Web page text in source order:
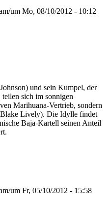
um Mo, 08/10/2012 - 10:12
und sein Kumpel, der
sich im sonnigen
Marihuana-Vertrieb, sondern
Lively). Die Idylle findet
Baja-Kartell seinen Anteil
um Fr, 05/10/2012 - 15:58